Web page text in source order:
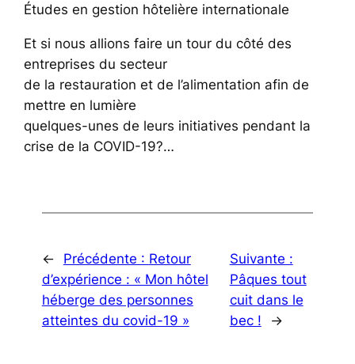
Études en gestion hôtelière internationale
Et si nous allions faire un tour du côté des
entreprises du secteur
de la restauration et de l’alimentation afin de
mettre en lumière
quelques-unes de leurs initiatives pendant la
crise de la COVID-19?…
← Précédente : Retour
d’expérience : « Mon hôtel
héberge des personnes
atteintes du covid-19 »
Suivante :
Pâques tout
cuit dans le
bec !
→